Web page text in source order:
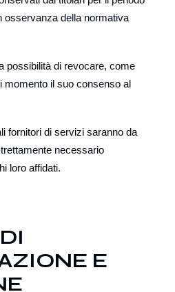
della normativa
possibilità di revocare, come
momento il suo consenso al
fornitori di servizi saranno da
necessario
loro affidati.
E